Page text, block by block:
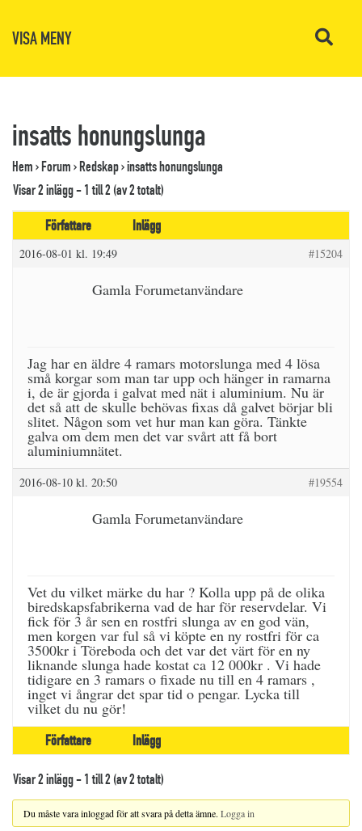
VISA MENY
insatts honungslunga
Hem›Forum›Redskap›insatts honungslunga
Visar 2 inlägg - 1 till 2 (av 2 totalt)
Författare
Inlägg
2016-08-01 kl. 19:49 #15204
Gamla Forumetanvändare
Jag har en äldre 4 ramars motorslunga med 4 lösa
små korgar som man tar upp och hänger in ramarna
i, de är gjorda i galvat med nät i aluminium. Nu är
det så att de skulle behövas fixas då galvet börjar bli
slitet. Någon som vet hur man kan göra. Tänkte
galva om dem men det var svårt att få bort
aluminiumnätet.
2016-08-10 kl. 20:50 #19554
Gamla Forumetanvändare
Vet du vilket märke du har ? Kolla upp på de olika
biredskapsfabrikerna vad de har för reservdelar. Vi
fick för 3 år sen en rostfri slunga av en god vän,
men korgen var ful så vi köpte en ny rostfri för ca
3500kr i Töreboda och det var det värt för en ny
liknande slunga hade kostat ca 12 000kr . Vi hade
tidigare en 3 ramars o fixade nu till en 4 ramars ,
inget vi ångrar det spar tid o pengar. Lycka till
vilket du nu gör!
Författare Inlägg
Visar 2 inlägg - 1 till 2 (av 2 totalt)
Du måste vara inloggad för att svara på detta ämne. Logga in